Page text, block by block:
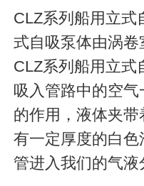
CLZ系列船用立式
式自吸泵体由涡
CLZ系列船用立式
吸入管路中的空
的作用，液体夹
有一定厚度的白
管进入我们的气液